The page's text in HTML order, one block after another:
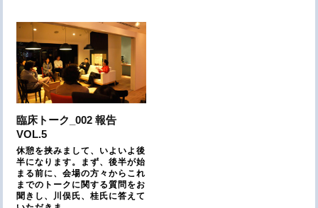
臨床トーク_002 報告
VOL.5
休憩を挟みまして、いよいよ後
半になります。まず、後半が始
まる前に、会場の方々からこれ
までのトークに関する質問をお
聞きし、川俣氏、桂氏に答えて